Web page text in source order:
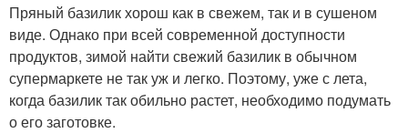
Пряный базилик хорош как в свежем, так и в сушеном
виде. Однако при всей современной доступности
продуктов, зимой найти свежий базилик в обычном
супермаркете не так уж и легко. Поэтому, уже с лета,
когда базилик так обильно растет, необходимо подумать
о его заготовке.